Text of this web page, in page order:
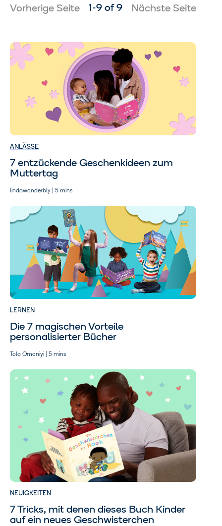
Vorherige Seite 1-9 of 9 Nächste Seite
ANLÄSSE
7 entzückende Geschenkideen zum
Muttertag
lindawonderbly | 5 mins
LERNEN
Die 7 magischen Vorteile
personalisierter Bücher
Tola Omoniyi | 5 mins
NEUIGKEITEN
7 Tricks, mit denen dieses Buch Kinder
auf ein neues Geschwisterchen